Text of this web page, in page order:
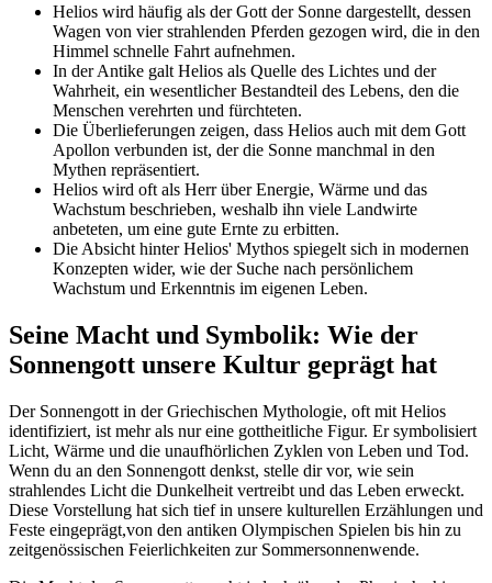
Helios wird ‍häufig als der ⁢Gott⁤ der Sonne dargestellt,​ dessen
Wagen von vier strahlenden Pferden ⁣gezogen wird, die​ in den‍
Himmel schnelle Fahrt aufnehmen.
In der Antike galt Helios‍ als Quelle‌ des Lichtes ​und der
Wahrheit, ein⁤ wesentlicher Bestandteil des Lebens, den die
Menschen verehrten und ‍fürchteten.
Die Überlieferungen ‍zeigen, dass Helios auch ‌mit dem ‌Gott
Apollon verbunden ⁢ist, der die Sonne‍ manchmal ‍in den
Mythen ‌repräsentiert.
Helios wird oft ⁤als⁣ Herr über Energie, Wärme ‌und das
⁢Wachstum beschrieben, weshalb​ ihn viele Landwirte⁢
anbeteten, um eine gute Ernte zu erbitten.
Die Absicht hinter Helios' Mythos spiegelt sich in modernen
Konzepten⁢ wider, wie der Suche ⁣nach‍ persönlichem
Wachstum und Erkenntnis im eigenen Leben.
Seine Macht und⁤ Symbolik:⁤ Wie⁤ der
⁤Sonnengott unsere⁤ Kultur geprägt hat
Der Sonnengott in ⁣der‌ Griechischen Mythologie,‍ oft mit Helios
⁤identifiziert, ist mehr als nur eine gottheitliche Figur. Er ⁤symbolisiert
Licht, Wärme und ⁢die unaufhörlichen Zyklen von Leben und Tod.
Wenn du an den Sonnengott denkst, stelle dir vor, wie sein
strahlendes Licht die Dunkelheit vertreibt und das Leben erweckt.
Diese Vorstellung hat ​sich tief in unsere kulturellen Erzählungen ⁣und
Feste eingeprägt,von den antiken ⁣Olympischen‌ Spielen bis ‍hin zu
zeitgenössischen Feierlichkeiten zur Sommersonnenwende.